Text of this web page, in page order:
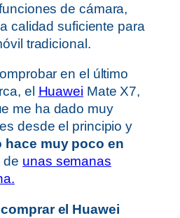
de cámara,
calidad suficiente para
tradicional.
en el último
el Huawei Mate X7,
me ha dado muy
desde el principio y
hace muy poco en
de unas semanas
el Huawei